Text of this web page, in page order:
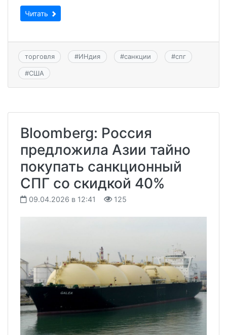
Читать
торговля #ИНдия #санкции #спг
#США
Bloomberg: Россия
предложила Азии тайно
покупать санкционный
СПГ со скидкой 40%
09.04.2026 в 12:41 125